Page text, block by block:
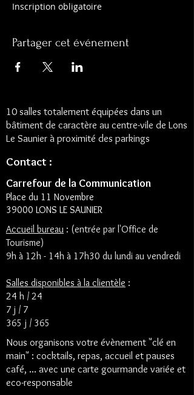
Inscription obligatoire
Partager cet événement
10 salles totalement équipées dans un
bâtiment de caractère au centre-vile de Lons
Le Saunier à proximité des parkings
Contact :
Carrefour de la Communication
Place du 11 Novembre
39000 LONS LE SAUNIER
Accueil bureau : (entrée par l'Office de
Tourisme)
9h à 12h - 14h à 17h30 du lundi au vendredi
Salles disponibles à la clientèle :
24 h / 24
7 j / 7
365 j / 365
Nous organisons votre évènement "clé en
main" : cocktails, repas, accueil et pauses
café, ... avec une carte gourmande variée et
eco-responsable